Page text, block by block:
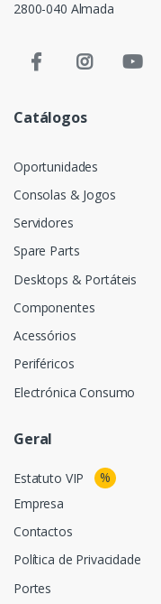
2800-040 Almada
Catálogos
Oportunidades
Consolas & Jogos
Servidores
Spare Parts
Desktops & Portáteis
Componentes
Acessórios
Periféricos
Electrónica Consumo
Geral
Estatuto VIP
%
Empresa
Contactos
Política de Privacidade
Portes